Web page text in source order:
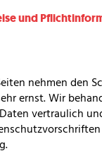
und
nehmen den
ernst. Wir
vertraulich